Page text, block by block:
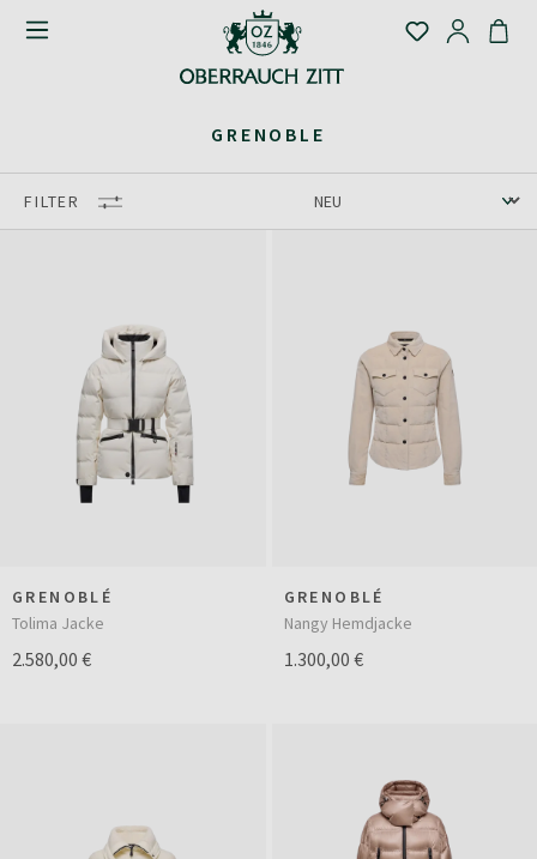
GRENOBLE
FILTER
GRENOBLÉ
Tolima Jacke
2.580,00 €
GRENOBLÉ
Nangy Hemdjacke
1.300,00 €